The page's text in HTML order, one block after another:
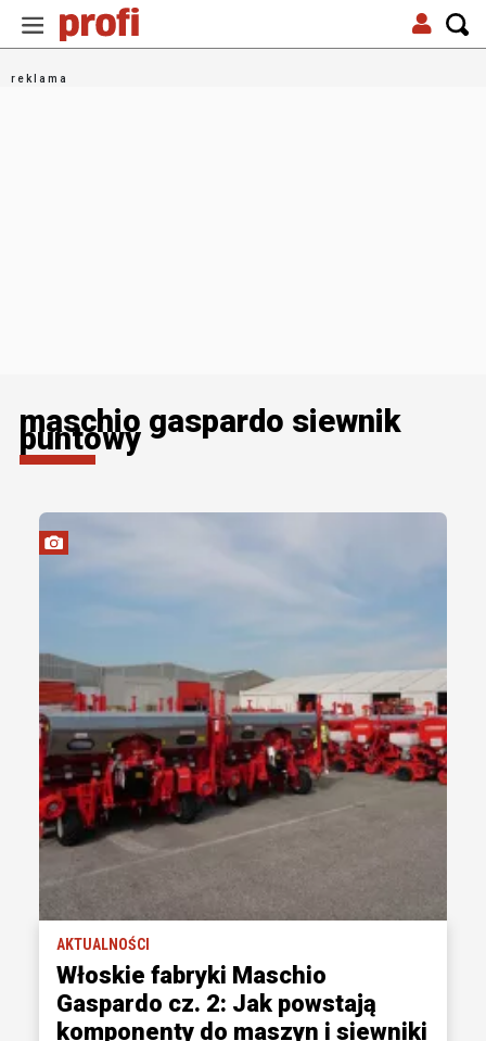
maschio gaspardo siewnik
puntowy
AKTUALNOŚCI
Włoskie fabryki Maschio
Gaspardo cz. 2: Jak powstają
komponenty do maszyn i siewniki